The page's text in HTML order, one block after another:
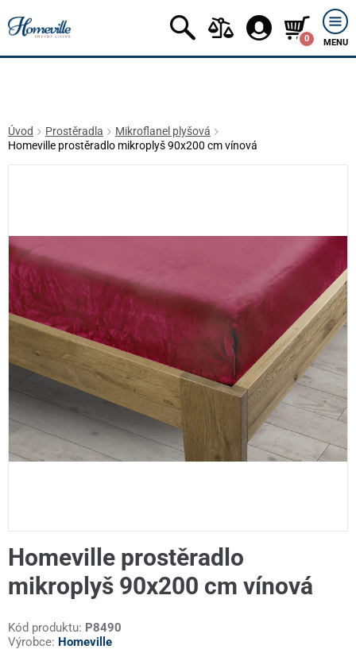
0 MENU
Úvod Prostěradla
Mikroflanel plyšová
Homeville prostěradlo mikroplyš 90x200 cm vínová
Homeville prostěradlo
mikroplyš 90x200 cm vínová
Kód produktu: P8490
Výrobce: Homeville